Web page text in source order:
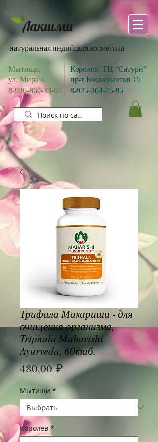
Лакшми
натуральная индийская косметика
Мытищи,
ул. Мира 4
8-926-860-33-61
Королев, ТЦ "Сатурн"
пр-т Космонавтов 15
8-925-364-75-95
Трифала Махариши - для
очищения организма,
Triphala Maharishi
Ayurveda, 60таб.
480,00 ₽Цена
Мытищи *
Королев *